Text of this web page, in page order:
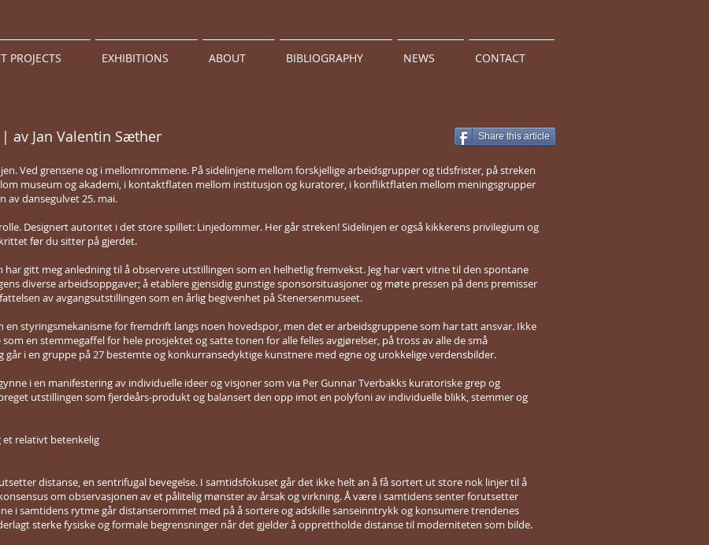
PROJECTS EXHIBITIONS ABOUT BIBLIOGRAPHY NEWS CONTACT
av Jan Valentin Sæther Share this article
Ved grensene og i mellomrommene. På sidelinjene mellom forskjellige arbeidsgrupper og tidsfrister, på streken
museum og akademi, i kontaktflaten mellom institusjon og kuratorer, i konfliktflaten mellom meningsgrupper
av dansegulvet 25. mai.
Designert autoritet i det store spillet: Linjedommer. Her går streken! Sidelinjen er også kikkerens privilegium og
før du sitter på gjerdet.
har gitt meg anledning til å observere utstillingen som en helhetlig fremvekst. Jeg har vært vitne til den spontane
diverse arbeidsoppgaver; å etablere gjensidig gunstige sponsorsituasjoner og møte pressen på dens premisser
av avgangsutstillingen som en årlig begivenhet på Stenersenmuseet.
en styringsmekanisme for fremdrift langs noen hovedspor, men det er arbeidsgruppene som har tatt ansvar. Ikke
en stemmegaffel for hele prosjektet og satte tonen for alle felles avgjørelser, på tross av alle de små
i en gruppe på 27 bestemte og konkurransedyktige kunstnere med egne og urokkelige verdensbilder.
i en manifestering av individuelle ideer og visjoner som via Per Gunnar Tverbakks kuratoriske grep og
utstillingen som fjerdeårs-produkt og balansert den opp imot en polyfoni av individuelle blikk, stemmer og
et relativt betenkelig
distanse, en sentrifugal bevegelse. I samtidsfokuset går det ikke helt an å få sortert ut store nok linjer til å
om observasjonen av et pålitelig mønster av årsak og virkning. Å være i samtidens senter forutsetter
i samtidens rytme går distanserommet med på å sortere og adskille sanseinntrykk og konsumere trendenes
sterke fysiske og formale begrensninger når det gjelder å opprettholde distanse til moderniteten som bilde.